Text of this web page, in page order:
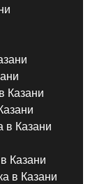
Казани
в Казани
Казани
в Казани